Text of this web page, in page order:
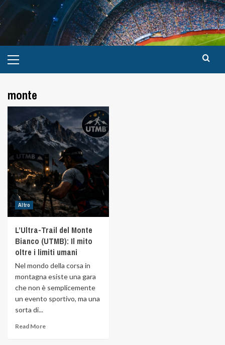
monte
Altro
L’Ultra-Trail del Monte
Bianco (UTMB): Il mito
oltre i limiti umani
Nel mondo della corsa in
montagna esiste una gara
che non è semplicemente
un evento sportivo, ma una
sorta di...
Read More